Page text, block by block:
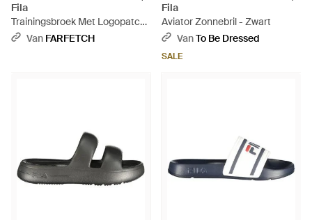
Fila
Trainingsbroek Met Logopatch
En Vlakken - Blauw
Van FARFETCH
Fila
Aviator Zonnebril - Zwart
VanTo Be Dressed
SALE